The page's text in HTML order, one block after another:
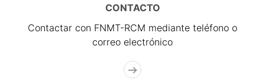
CONTACTO
Contactar con FNMT-RCM mediante teléfono o
correo electrónico